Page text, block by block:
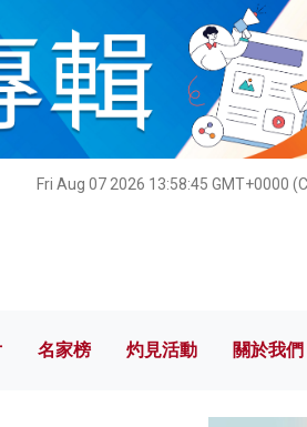
Fri Aug 07 2026 13:58:46 GMT+0000
名家榜 灼見活動 關
名家榜 灼見活動 關於我們